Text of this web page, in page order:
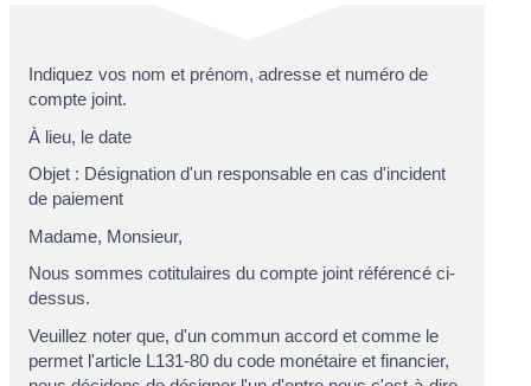
Indiquez vos nom et prénom, adresse et numéro de
compte joint.
À lieu, ledate
Objet : Désignation d'un responsable en cas d'incident
de paiement
Madame, Monsieur,
Nous sommes cotitulaires du compte joint référencé ci-
dessus.
Veuillez noter que, d'un commun accord et comme le
permet l'article L131-80 du code monétaire et financier,